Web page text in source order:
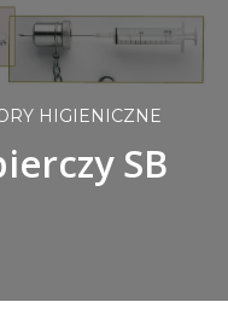
HIGIENICZNE
SB